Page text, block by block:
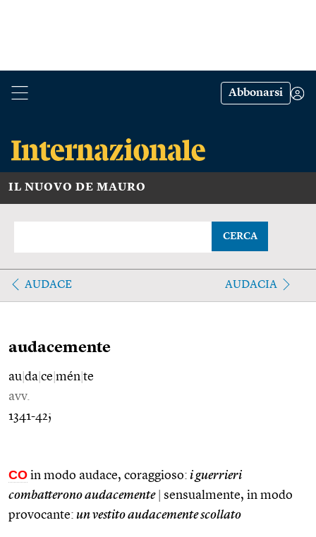
Abbonarsi
IL NUOVO DE MAURO
CERCA
AUDACE AUDACIA
audacemente
au da ce mén te
avv.
1341-42;
CO in modo audace, coraggioso: i guerrieri
combatterono audacemente
sensualmente, in modo
provocante: un vestito audacemente scollato